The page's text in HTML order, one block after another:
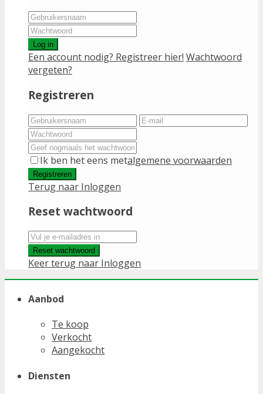
Log in
Een account nodig? Registreer hier! Wachtwoord
vergeten?
Registreren
Ik ben het eens metalgemene voorwaarden
Registreren
Terug naar Inloggen
Reset wachtwoord
Reset wachtwoord
Keer terug naar Inloggen
Aanbod
Te koop
Verkocht
Aangekocht
Diensten